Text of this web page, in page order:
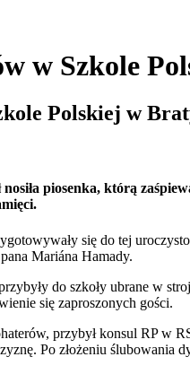
w Szkole
Polskiej w
nosiła piosenka, którą
się do tej
Mariána Hamady.
do szkoły ubrane w
się zaproszonych gości.
przybył konsul RP w
Po złożeniu